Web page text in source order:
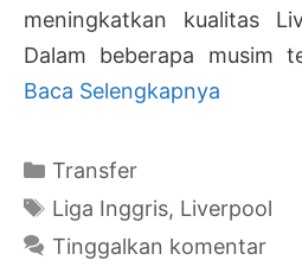
meningkatkan kualitas
Dalam beberapa musim
Baca Selengkapnya
Musim
Kategori
Transfer
Tag
Liga Inggris, Liverpool
Tinggalkan komentar